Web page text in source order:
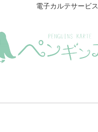
電子カルテサービス